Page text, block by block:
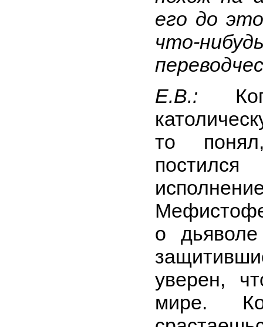
его до
что-
Е.В.:
то
о
уверен,
мире.